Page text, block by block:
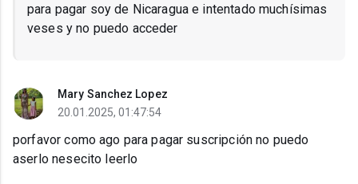
para pagar soy de Nicaragua e intentado muchísimas
veses y no puedo acceder
Mary Sanchez Lopez
20.01.2025, 01:47:54
porfavor como ago para pagar suscripción no puedo
aserlo nesecito leerlo